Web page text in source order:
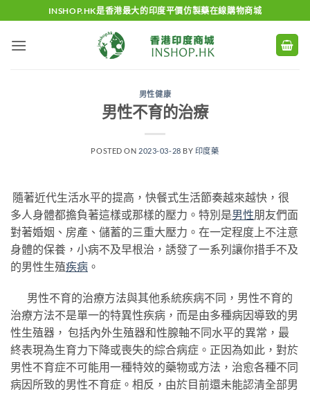
to
content
INSHOP.HK是香港最大的印度平價仿製藥在線購物商城
男性健康
男性不育的治療
POSTED ON 2023-03-28 BY 印度藥
隨著近代生活水平的提高，快餐式生活節奏越來越快，很
多人身體都擔負著這樣或那樣的壓力。特別是男性朋友們面
對著婚姻、房產、儲蓄的三重大壓力。在一定程度上不注意
身體的保養，小病不及早根治，誘發了一系列讓你措手不及
的男性生殖疾病 。
男性不育的治療方法與其他系統疾病不同，男性不育的
治療方法不是單一的特異性疾病，而是由多種病因導致的男
性生殖器， 包括內外生殖器和性腺軸不同水平的異常，最
終表現為生育力下降或喪失的綜合病症。正因為如此，對於
男性不育症不可能用一種特效的藥物或方法，治愈各種不同
病因所致的男性不育症。相反，由於目前還未能認清全部男